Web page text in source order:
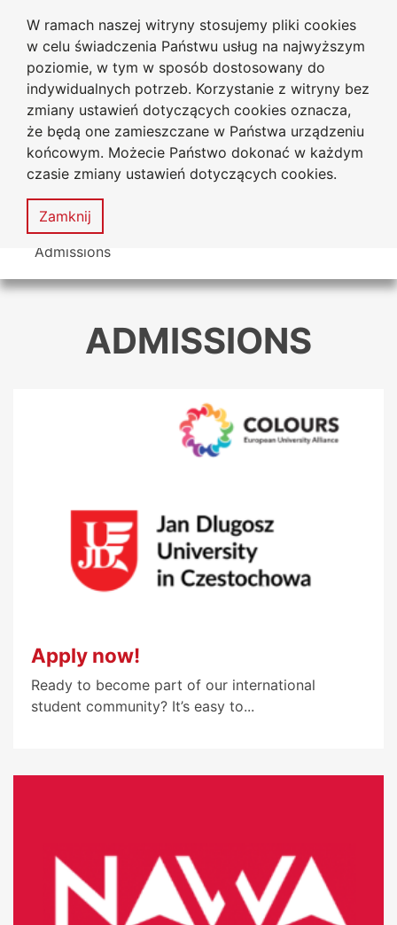
W ramach naszej witryny stosujemy pliki cookies
w celu świadczenia Państwu usług na najwyższym
poziomie, w tym w sposób dostosowany do
indywidualnych potrzeb. Korzystanie z witryny bez
zmiany ustawień dotyczących cookies oznacza,
że będą one zamieszczane w Państwa urządzeniu
końcowym. Możecie Państwo dokonać w każdym
czasie zmiany ustawień dotyczących cookies.
Zamknij
Go to the main menu
Go to content
Go to Search
Go to sitemap
Jan Dlugosz University
in Czestochowa
Sitemap
MENU
You are here
Admissions
ADMISSIONS
Apply now!
Ready to become part of our international
student community? It’s easy to...